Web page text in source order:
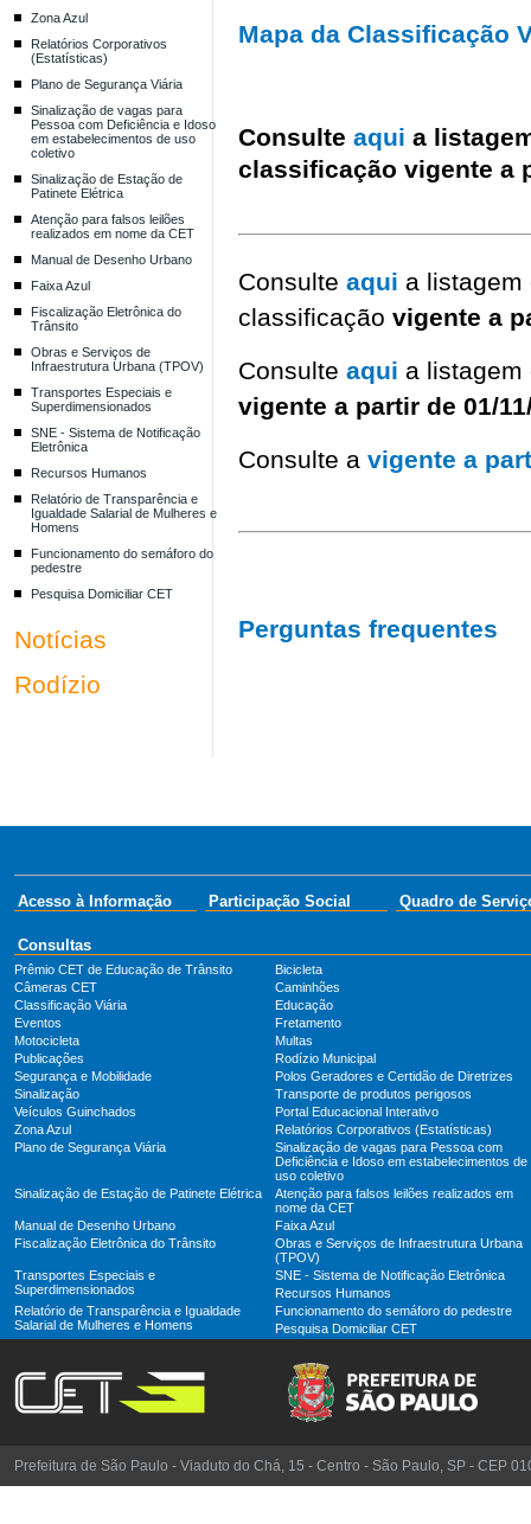
Zona Azul
Relatórios Corporativos
(Estatísticas)
Plano de Segurança Viária
Sinalização de vagas para
Pessoa com Deficiência e Idoso
em estabelecimentos de uso
coletivo
Sinalização de Estação de
Patinete Elétrica
Atenção para falsos leilões
realizados em nome da CET
Manual de Desenho Urbano
Faixa Azul
Fiscalização Eletrônica do
Trânsito
Obras e Serviços de
Infraestrutura Urbana (TPOV)
Transportes Especiais e
Superdimensionados
SNE - Sistema de Notificação
Eletrônica
Recursos Humanos
Relatório de Transparência e
Igualdade Salarial de Mulheres e
Homens
Funcionamento do semáforo do
pedestre
Pesquisa Domiciliar CET
Notícias
Rodízio
Mapa da Classificação
Consulte aqui a
classificação vigente a
Consulte aqui a listagem
classificação vigente a
Consulte aqui a
vigente a partir de 01/
Consulte a vigente a
Perguntas frequentes
Acesso à Informação Participação Social Quadro de
Consultas
Prêmio CET de Educação de Trânsito
Bicicleta
Câmeras CET
Caminhões
Classificação Viária
Educação
Eventos
Fretamento
Motocicleta
Multas
Publicações
Rodízio Municipal
Segurança e Mobilidade
Polos Geradores e Certidão de Diretrizes
Sinalização
Transporte de produtos perigosos
Veículos Guinchados
Portal Educacional Interativo
Zona Azul
Relatórios Corporativos (Estatísticas)
Plano de Segurança Viária
Sinalização de vagas para Pessoa com
Deficiência e Idoso em estabelecimentos de
uso coletivo
Sinalização de Estação de Patinete Elétrica
Atenção para falsos leilões realizados em
nome da CET
Manual de Desenho Urbano
Faixa Azul
Fiscalização Eletrônica do Trânsito
Obras e Serviços de Infraestrutura Urbana
(TPOV)
Transportes Especiais e
Superdimensionados
SNE - Sistema de Notificação Eletrônica
Recursos Humanos
Relatório de Transparência e Igualdade
Salarial de Mulheres e Homens
Funcionamento do semáforo do pedestre
Pesquisa Domiciliar CET
Prefeitura de São Paulo - Viaduto do Chá, 15 - Centro - São Paulo, SP - CEP